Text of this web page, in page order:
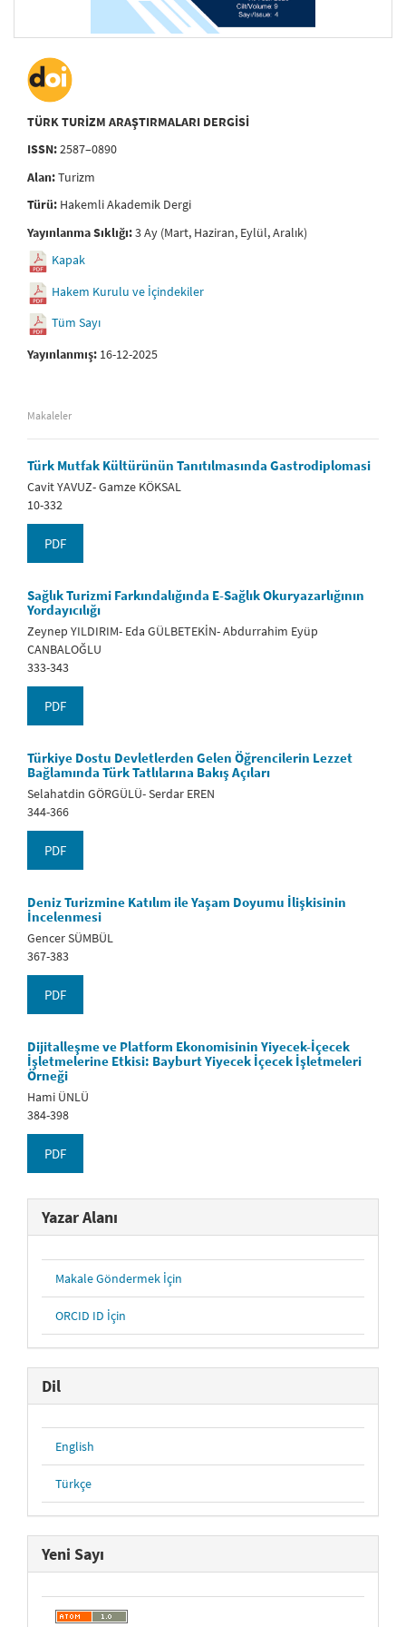
TÜRK TURİZM ARAŞTIRMALARI DERGİSİ
ISSN:2587–0890
Alan:Turizm
Türü: Hakemli Akademik Dergi
Yayınlanma Sıklığı:3 Ay (Mart, Haziran, Eylül, Aralık)
Kapak
Hakem Kurulu ve İçindekiler
Tüm Sayı
Yayınlanmış: 16-12-2025
Makaleler
Türk Mutfak Kültürünün Tanıtılmasında Gastrodiplomasi
Cavit YAVUZ- Gamze KÖKSAL
10-332
PDF
Sağlık Turizmi Farkındalığında E-Sağlık Okuryazarlığının
Yordayıcılığı
Zeynep YILDIRIM- Eda GÜLBETEKİN- Abdurrahim Eyüp
CANBALOĞLU
333-343
PDF
Türkiye Dostu Devletlerden Gelen Öğrencilerin Lezzet
Bağlamında Türk Tatlılarına Bakış Açıları
Selahatdin GÖRGÜLÜ- Serdar EREN
344-366
PDF
Deniz Turizmine Katılım ile Yaşam Doyumu İlişkisinin
İncelenmesi
Gencer SÜMBÜL
367-383
PDF
Dijitalleşme ve Platform Ekonomisinin Yiyecek-İçecek
İşletmelerine Etkisi: Bayburt Yiyecek İçecek İşletmeleri
Örneği
Hami ÜNLÜ
384-398
PDF
Yazar Alanı
Makale Göndermek İçin
ORCID ID İçin
Dil
English
Türkçe
Yeni Sayı